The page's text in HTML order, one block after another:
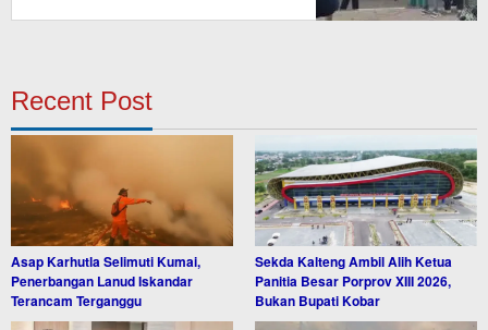
Recent Post
Asap Karhutla Selimuti Kumai,
Penerbangan Lanud Iskandar
Terancam Terganggu
Sekda Kalteng Ambil Alih Ketua
Panitia Besar Porprov XIII 2026,
Bukan Bupati Kobar